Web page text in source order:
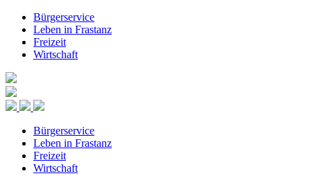
Bürgerservice
Leben in Frastanz
Freizeit
Wirtschaft
Bürgerservice
Leben in Frastanz
Freizeit
Wirtschaft